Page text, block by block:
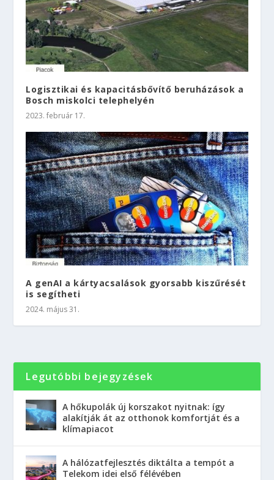
Logisztikai és kapacitásbővítő beruházások a
Bosch miskolci telephelyén
2023. február 17.
A genAI a kártyacsalások gyorsabb kiszűrését
is segítheti
2024. május 31.
Legutóbbi bejegyzések
A hőkupolák új korszakot nyitnak: így
alakítják át az otthonok komfortját és a
klímapiacot
A hálózatfejlesztés diktálta a tempót a
Telekom idei első félévében